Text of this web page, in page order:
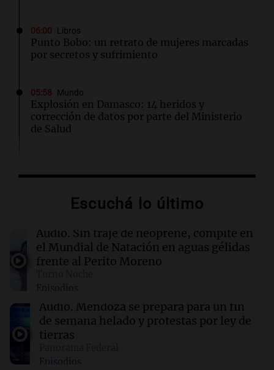
06:00 Libros
Punto Bobo: un retrato de mujeres marcadas
por secretos y sufrimiento
05:58 Mundo
Explosión en Damasco: 14 heridos y
corrección de datos por parte del Ministerio
de Salud
El AMOC se mantuvo fuerte mientras una
04:00 Deportes
Polémica en el running: bloquean a
corredores que no paguen inscripción y donan
a hospitales
03:32 Mundo
Rescate invernal en la Antártida: un
estadounidense trasladado a hospital en
Nueva Zelanda
Escuchá lo último
Audio. Sin traje de neoprene, compite en
el Mundial de Natación en aguas gélidas
frente al Perito Moreno
Episodios
Audio. Mendoza se prepara para un fin
de semana helado y protestas por ley de
tierras
Episodios